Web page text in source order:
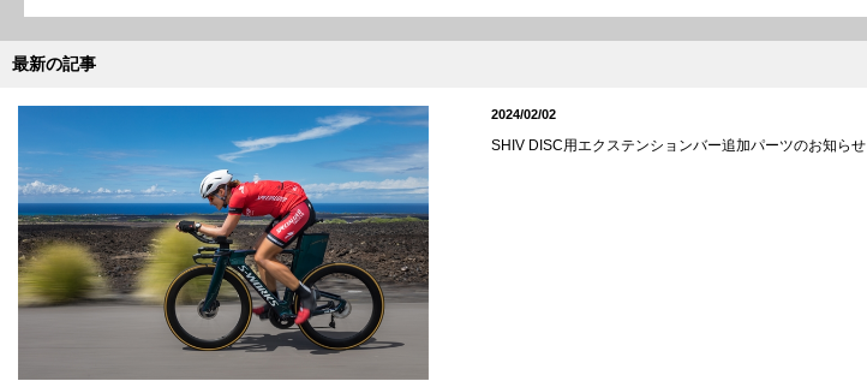
最新の記事
2024/02/02
SHIV DISC用エクステンションバー追加パーツのお知らせ